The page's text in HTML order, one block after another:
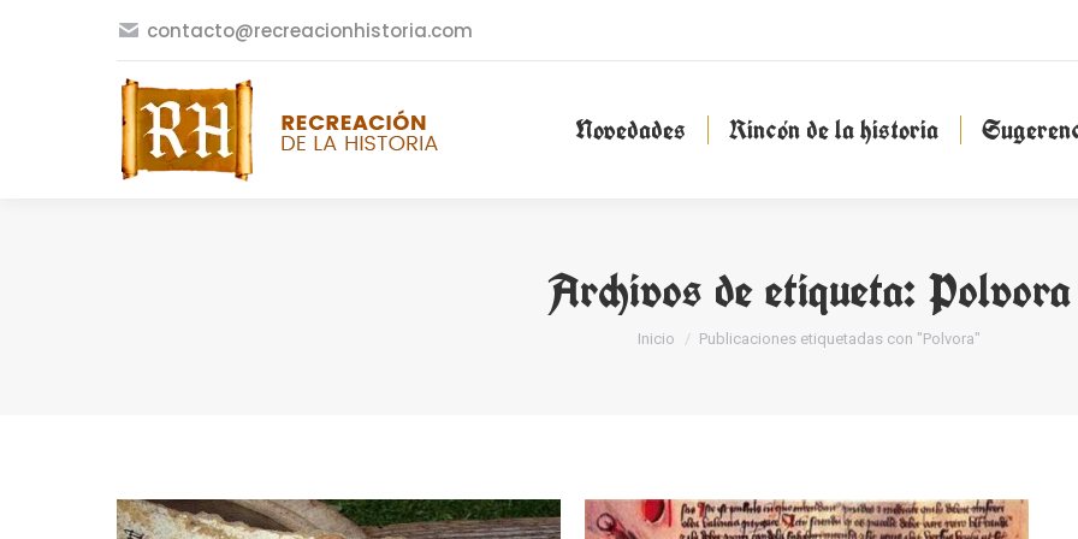
contacto@recreacionhistoria.com
Novedades Rincón de la historia
Archivos de etiqueta: Polvora
Estás aquí:
Inicio Publicaciones etiquetadas con "Polvora"
Novedades Rincón de la historia